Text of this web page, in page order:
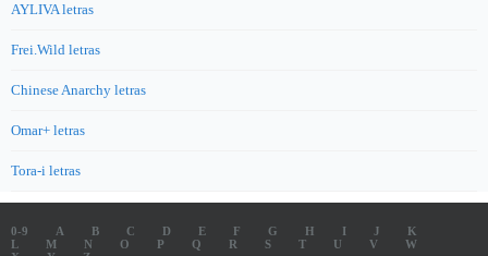
AYLIVA letras
Frei.Wild letras
Chinese Anarchy letras
Omar+ letras
Tora-i letras
0-9 A B C D E F G H I J
K
L
M N O P Q R S T V
W